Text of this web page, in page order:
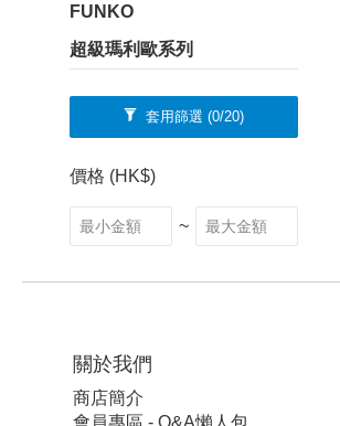
FUNKO
超級瑪利歐系列
套用篩選 (0/20)
價格 (HK$)
~
關於我們
商店簡介
會員專區 - Q&A懶人包